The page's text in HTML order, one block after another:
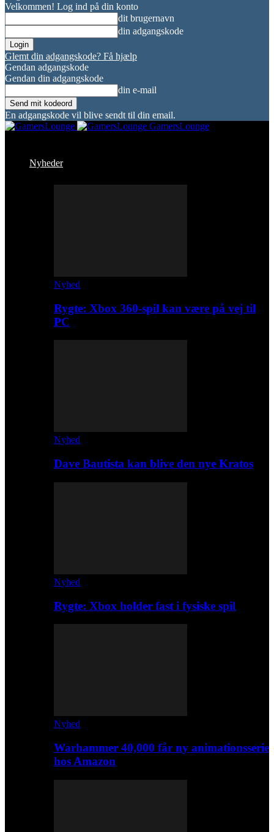
Velkommen! Log ind på din konto
dit brugernavn
din adgangskode
Glemt din adgangskode? Få hjælp
Gendan adgangskode
Gendan din adgangskode
din e-mail
En adgangskode vil blive sendt til din email.
GamersLounge
Nyheder
Nyhed
Rygte: Xbox 360-spil kan være på vej til
PC
Nyhed
Dave Bautista kan blive den nye Kratos
Nyhed
Rygte: Xbox holder fast i fysiske spil
Nyhed
Warhammer 40,000 får ny animationsserie
hos Amazon